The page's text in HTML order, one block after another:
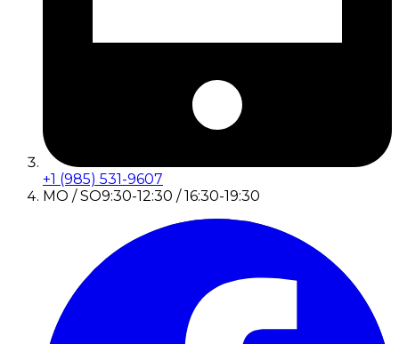
+1 (985) 531-9607
MO / SO9:30-12:30 / 16:30-19:30